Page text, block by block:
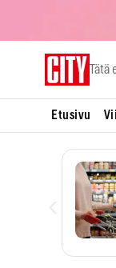
Etusivu